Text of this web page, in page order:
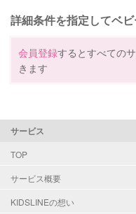
詳細条件を指定してベ
会員登録するとすべての
きます
サービス
TOP
サービス概要
KIDSLINEの想い